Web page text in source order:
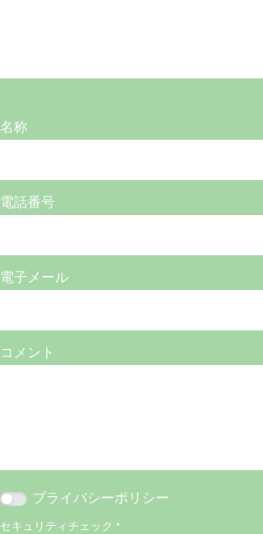
名称
電話番号
電子メール
コメント
プライバシーポリシー
セキュリティチェック*